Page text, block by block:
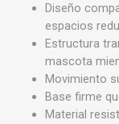
Diseño
espacios
Estructura
mascota
Movimiento
Base firme
Material